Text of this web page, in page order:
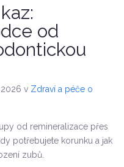
od
v Zdraví a péče o
od remineralizace přes
potřebujete korunku a jak
zubů.